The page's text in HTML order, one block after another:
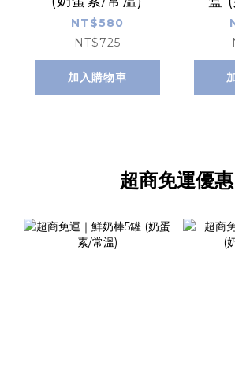
NT$580
NT$725
加入購物車
超商免運優惠